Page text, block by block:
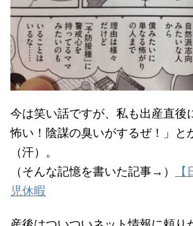
今は笑い話ですが、私も出産直後
怖い！陰謀の臭いがするぜ！」
（汗）。
（そんな記憶を書いた記事→）
児休暇